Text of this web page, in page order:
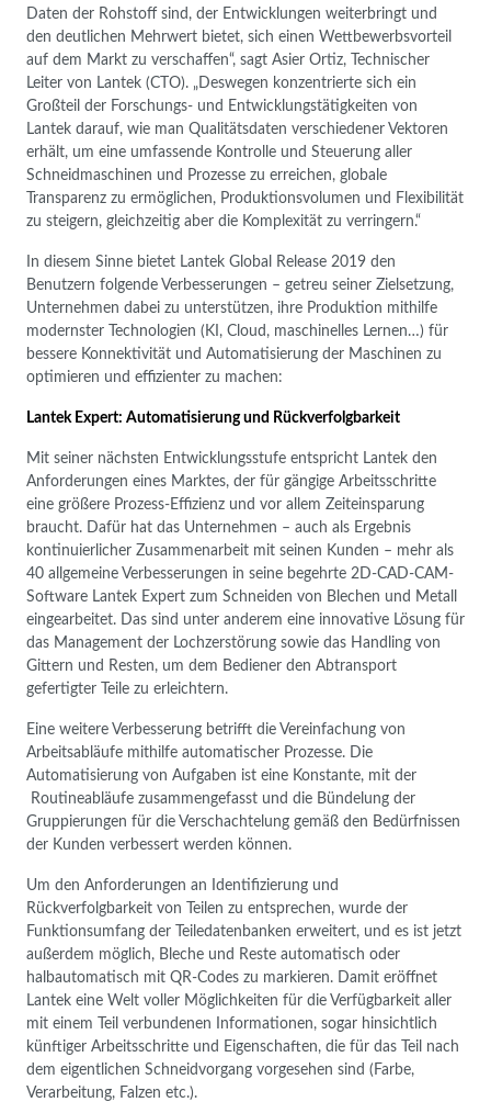
Daten der Rohstoff sind, der Entwicklungen weiterbringt und
den deutlichen Mehrwert bietet, sich einen Wettbewerbsvorteil
auf dem Markt zu verschaffen“, sagt Asier Ortiz, Technischer
Leiter von Lantek (CTO). „Deswegen konzentrierte sich ein
Großteil der Forschungs- und Entwicklungstätigkeiten von
Lantek darauf, wie man Qualitätsdaten verschiedener Vektoren
erhält, um eine umfassende Kontrolle und Steuerung aller
Schneidmaschinen und Prozesse zu erreichen, globale
Transparenz zu ermöglichen, Produktionsvolumen und Flexibilität
zu steigern, gleichzeitig aber die Komplexität zu verringern.“
In diesem Sinne bietet Lantek Global Release 2019 den
Benutzern folgende Verbesserungen – getreu seiner Zielsetzung,
Unternehmen dabei zu unterstützen, ihre Produktion mithilfe
modernster Technologien (KI, Cloud, maschinelles Lernen…) für
bessere Konnektivität und Automatisierung der Maschinen zu
optimieren und effizienter zu machen:
Lantek Expert: Automatisierung und Rückverfolgbarkeit
Mit seiner nächsten Entwicklungsstufe entspricht Lantek den
Anforderungen eines Marktes, der für gängige Arbeitsschritte
eine größere Prozess-Effizienz und vor allem Zeiteinsparung
braucht. Dafür hat das Unternehmen – auch als Ergebnis
kontinuierlicher Zusammenarbeit mit seinen Kunden – mehr als
40 allgemeine Verbesserungen in seine begehrte 2D-CAD-CAM-
Software Lantek Expert zum Schneiden von Blechen und Metall
eingearbeitet. Das sind unter anderem eine innovative Lösung für
das Management der Lochzerstörung sowie das Handling von
Gittern und Resten, um dem Bediener den Abtransport
gefertigter Teile zu erleichtern.
Eine weitere Verbesserung betrifft die Vereinfachung von
Arbeitsabläufe mithilfe automatischer Prozesse. Die
Automatisierung von Aufgaben ist eine Konstante, mit der
Routineabläufe zusammengefasst und die Bündelung der
Gruppierungen für die Verschachtelung gemäß den Bedürfnissen
der Kunden verbessert werden können.
Um den Anforderungen an Identifizierung und
Rückverfolgbarkeit von Teilen zu entsprechen, wurde der
Funktionsumfang der Teiledatenbanken erweitert, und es ist jetzt
außerdem möglich, Bleche und Reste automatisch oder
halbautomatisch mit QR-Codes zu markieren. Damit eröffnet
Lantek eine Welt voller Möglichkeiten für die Verfügbarkeit aller
mit einem Teil verbundenen Informationen, sogar hinsichtlich
künftiger Arbeitsschritte und Eigenschaften, die für das Teil nach
dem eigentlichen Schneidvorgang vorgesehen sind (Farbe,
Verarbeitung, Falzen etc.).